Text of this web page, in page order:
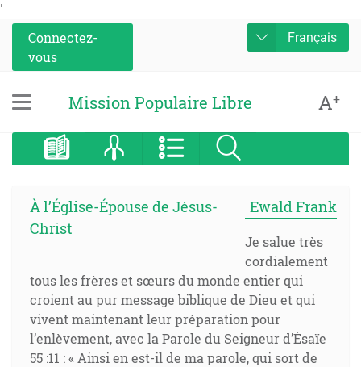
'
Connectez-
vous
Français
Mission Populaire Libre A+
À l’Église-Épouse de Jésus-
Christ
Ewald Frank
Je salue très
cordialement
tous les frères et sœurs du monde entier qui
croient au pur message biblique de Dieu et qui
vivent maintenant leur préparation pour
l’enlèvement, avec la Parole du Seigneur d’Ésaïe
55 :11 : « Ainsi en est-il de ma parole, qui sort de